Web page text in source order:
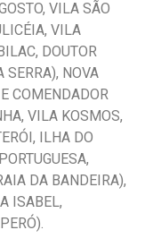
VILA SÃO
VILA
DOUTOR
SERRA), NOVA
COMENDADOR
VILA KOSMOS,
ILHA DO
DA BANDEIRA),
ISABEL,